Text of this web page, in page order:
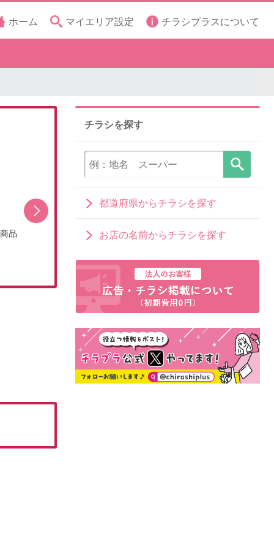
ホーム マイエリア設定 チラシプラスについて
品 今月のお買い得品(WEBチラシ)
チラシを探す
都道府県からチラシを探す
お店の名前からチラシを探す